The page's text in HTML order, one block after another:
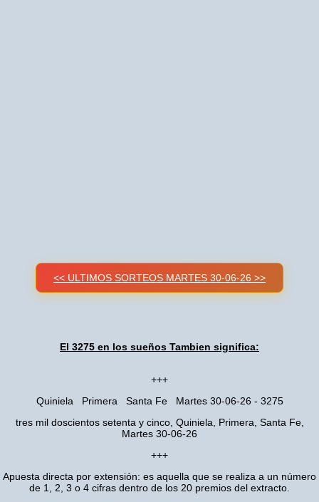
<< ULTIMOS SORTEOS MARTES 30-06-26 >>
El 3275 en los sueños Tambien significa:
+++
Quiniela Primera Santa Fe Martes 30-06-26 - 3275
tres mil doscientos setenta y cinco, Quiniela, Primera, Santa Fe,
Martes 30-06-26
+++
Apuesta directa por extensión: es aquella que se realiza a un número
de 1, 2, 3 o 4 cifras dentro de los 20 premios del extracto.